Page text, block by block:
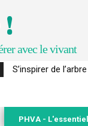
avec le vivant
IPBES : le « GIEC
PHVA -